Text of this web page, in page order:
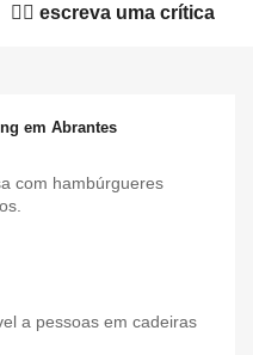
✍🏻 escreva uma crítica
em Abrantes
com hambúrgueres
a pessoas em cadeiras